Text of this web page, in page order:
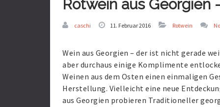
Rotwein aus
caschi 11. Februar 2016 Rotwein
Wein aus Georgien – der ist nicht gerade
aber durchaus einige Komplimente
Weinen aus dem Osten einen einmaligen
Herstellung. Vielleicht eine neue
aus Georgien probieren Traditioneller